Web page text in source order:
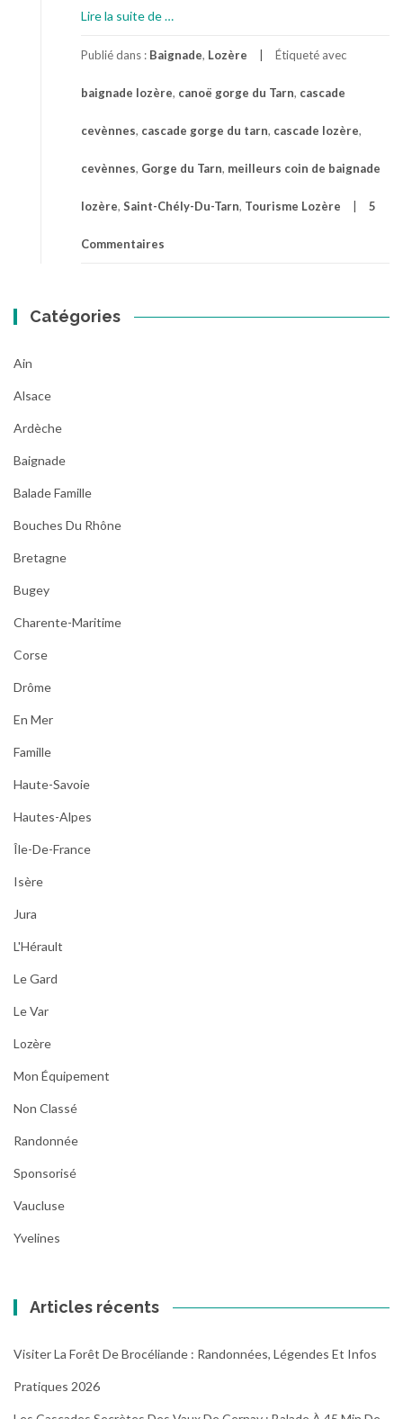
Lire la suite de
Chely-
Tarn,
des
coins
baignade
…
Publié dans : Baignade, Lozère Étiqueté avec
baignade lozère, canoë gorge du Tarn, cascade
cevènnes, cascade gorge du tarn, cascade lozère,
cevènnes, Gorge du Tarn, meilleurs coin de baignade
lozère, Saint-Chély-Du-Tarn, Tourisme Lozère 5
Commentaires
Catégories
Ain
Alsace
Ardèche
Baignade
Balade Famille
Bouches Du Rhône
Bretagne
Bugey
Charente-Maritime
Corse
Drôme
En Mer
Famille
Haute-Savoie
Hautes-Alpes
Île-De-France
Isère
Jura
L'Hérault
Le Gard
Le Var
Lozère
Mon Équipement
Non Classé
Randonnée
Sponsorisé
Vaucluse
Yvelines
Articles récents
Visiter La Forêt De Brocéliande : Randonnées, Légendes Et Infos
Pratiques 2026